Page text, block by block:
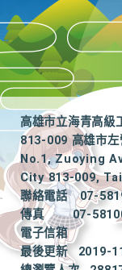
高雄市立海青高級
813-009 高雄市左
No.1, Zuoying
City 813-009,
聯絡電話
07-
傳真
07-
電子信箱
最後更新
2019-